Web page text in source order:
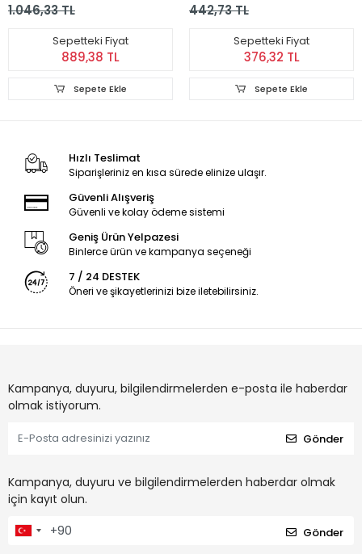
1.046,33 TL
Sepetteki Fiyat
889,38 TL
Sepete Ekle
442,73 TL
Sepetteki Fiyat
376,32 TL
Sepete Ekle
Hızlı Teslimat
Siparişleriniz en kısa sürede elinize ulaşır.
Güvenli Alışveriş
Güvenli ve kolay ödeme sistemi
Geniş Ürün Yelpazesi
Binlerce ürün ve kampanya seçeneği
7 / 24 DESTEK
Öneri ve şikayetlerinizi bize iletebilirsiniz.
Kampanya, duyuru, bilgilendirmelerden e-posta ile haberdar
olmak istiyorum.
Gönder
Kampanya, duyuru ve bilgilendirmelerden haberdar olmak
için kayıt olun.
Gönder